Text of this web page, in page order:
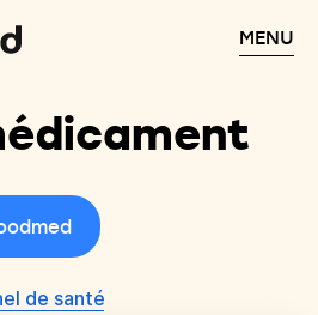
MENU
de santé